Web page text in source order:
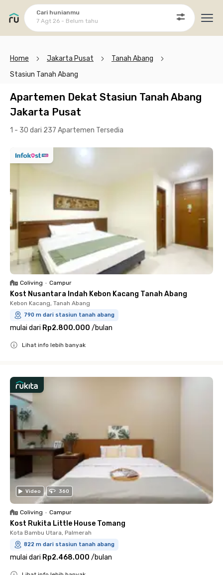
Cari hunianmu
7 Agt 26 - Belum tahu
Home Jakarta Pusat
Tanah Abang
Stasiun Tanah Abang
Apartemen Dekat Stasiun Tanah Abang
Jakarta Pusat
1 - 30 dari 237 Apartemen Tersedia
Coliving • Campur
Kost Nusantara Indah Kebon Kacang Tanah Abang
Kebon Kacang, Tanah Abang
790 m dari stasiun tanah abang
mulai dari Rp2.800.000 /bulan
Lihat info lebih banyak
Video 360
Coliving • Campur
Kost Rukita Little House Tomang
Kota Bambu Utara, Palmerah
822 m dari stasiun tanah abang
mulai dari Rp2.468.000 /bulan